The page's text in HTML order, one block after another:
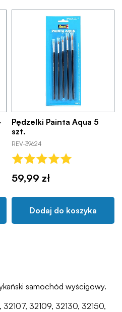
Pędzelki Painta Aqua 5
szt.
REV-39624
59,99 zł
Dodaj do koszyka
samochód wyścigowy.
32107, 32109, 32130, 32150,